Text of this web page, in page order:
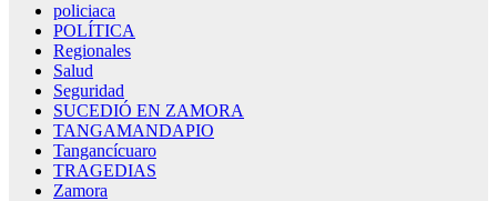
policiaca
POLÍTICA
Regionales
Salud
Seguridad
SUCEDIÓ EN ZAMORA
TANGAMANDAPIO
Tangancícuaro
TRAGEDIAS
Zamora